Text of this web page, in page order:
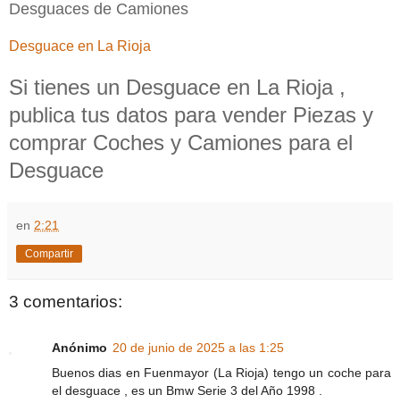
Desguaces de Camiones
Desguace en La Rioja
Si tienes un Desguace en La Rioja ,
publica tus datos para vender Piezas y
comprar Coches y Camiones para el
Desguace
en 2:21
Compartir
3 comentarios:
Anónimo 20 de junio de 2025 a las 1:25
Buenos dias en Fuenmayor (La Rioja) tengo un coche para
el desguace , es un Bmw Serie 3 del Año 1998 .